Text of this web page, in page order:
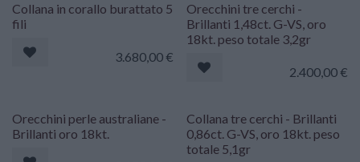
Collana in corallo burattato 5
fili
3.680,00€
Orecchini tre cerchi -
Brillanti 1,48ct. G-VS, oro
18kt. peso totale 3,2gr
2.400,00€
Orecchini perle australiane -
Brillanti oro 18kt.
Collana tre cerchi - Brillanti
0,86ct. G-VS, oro 18kt. peso
totale 5,1gr